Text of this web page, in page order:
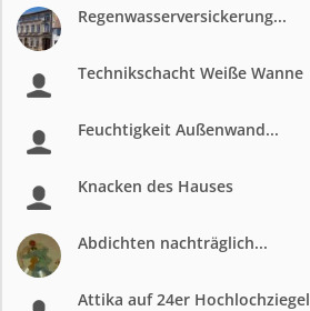
Regenwasserversickerung...
Technikschacht Weiße Wanne
Feuchtigkeit Außenwand...
Knacken des Hauses
Abdichten nachträglich...
Attika auf 24er Hochlochziegel